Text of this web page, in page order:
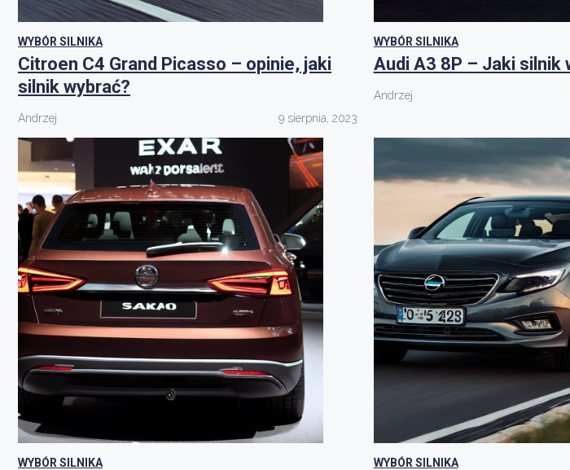
WYBÓR SILNIKA
Citroen C4 Grand Picasso – opinie, jaki
silnik wybrać?
Andrzej 9 sierpnia, 2023
WYBÓR SILNIKA
Audi A3 8P – Jaki silnik
Andrzej
WYBÓR SILNIKA WYBÓR SILNIKA